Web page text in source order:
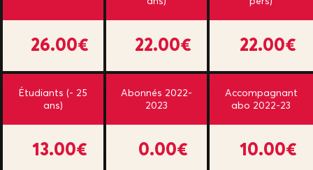
26.00€ 22.00€ 22.00€
Étudiants (- 25
ans)
13.00€
Abonnés 2022-
2023
0.00€
Accompagnant
abo 2022-23
10.00€